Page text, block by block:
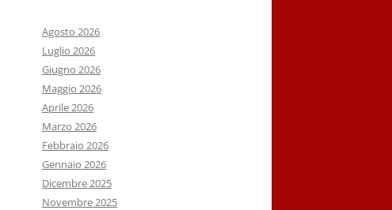
Agosto 2026
Luglio 2026
Giugno 2026
Maggio 2026
Aprile 2026
Marzo 2026
Febbraio 2026
Gennaio 2026
Dicembre 2025
Novembre 2025